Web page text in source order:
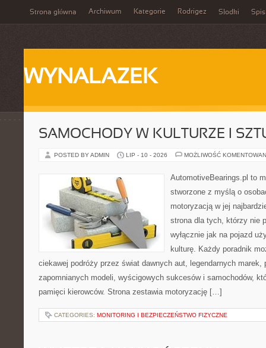
Strona główna Archiwum Kategorie Rodrigez Słodki Spis
WYNALAZEK
SAMOCHODY W KULTURZE I
POSTED BY ADMIN LIP - 10 - 2026 MOŻLIWOŚĆ
AutomotiveBearings.pl to
stworzone z myślą o
motoryzacją w jej
strona dla tych, którzy nie
wyłącznie jak na pojazd
kulturę. Każdy poradnik
ciekawej podróży przez świat dawnych aut, legendarnych marek,
zapomnianych modeli, wyścigowych sukcesów i samochodów,
pamięci kierowców. Strona zestawia motoryzację […]
CATEGORIES: MONITORING I BEZPIECZEŃSTWO FIZYCZNE